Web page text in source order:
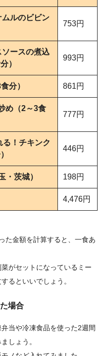
ルのビビン
753円
ースの煮込
）
993円
分） 861円
め（2～3食
777円
る！チキンク
446円
・茨城） 198円
4,476円
た金額を計算すると、一食あ
がセットになっているミー
るといいでしょう。
場合
当や冷凍食品を使った2週間
しょう。